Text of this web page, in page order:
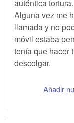
auténtica tortura.
Alguna vez me
llamada y no
móvil estaba
tenía que hacer
descolgar.
Añadir